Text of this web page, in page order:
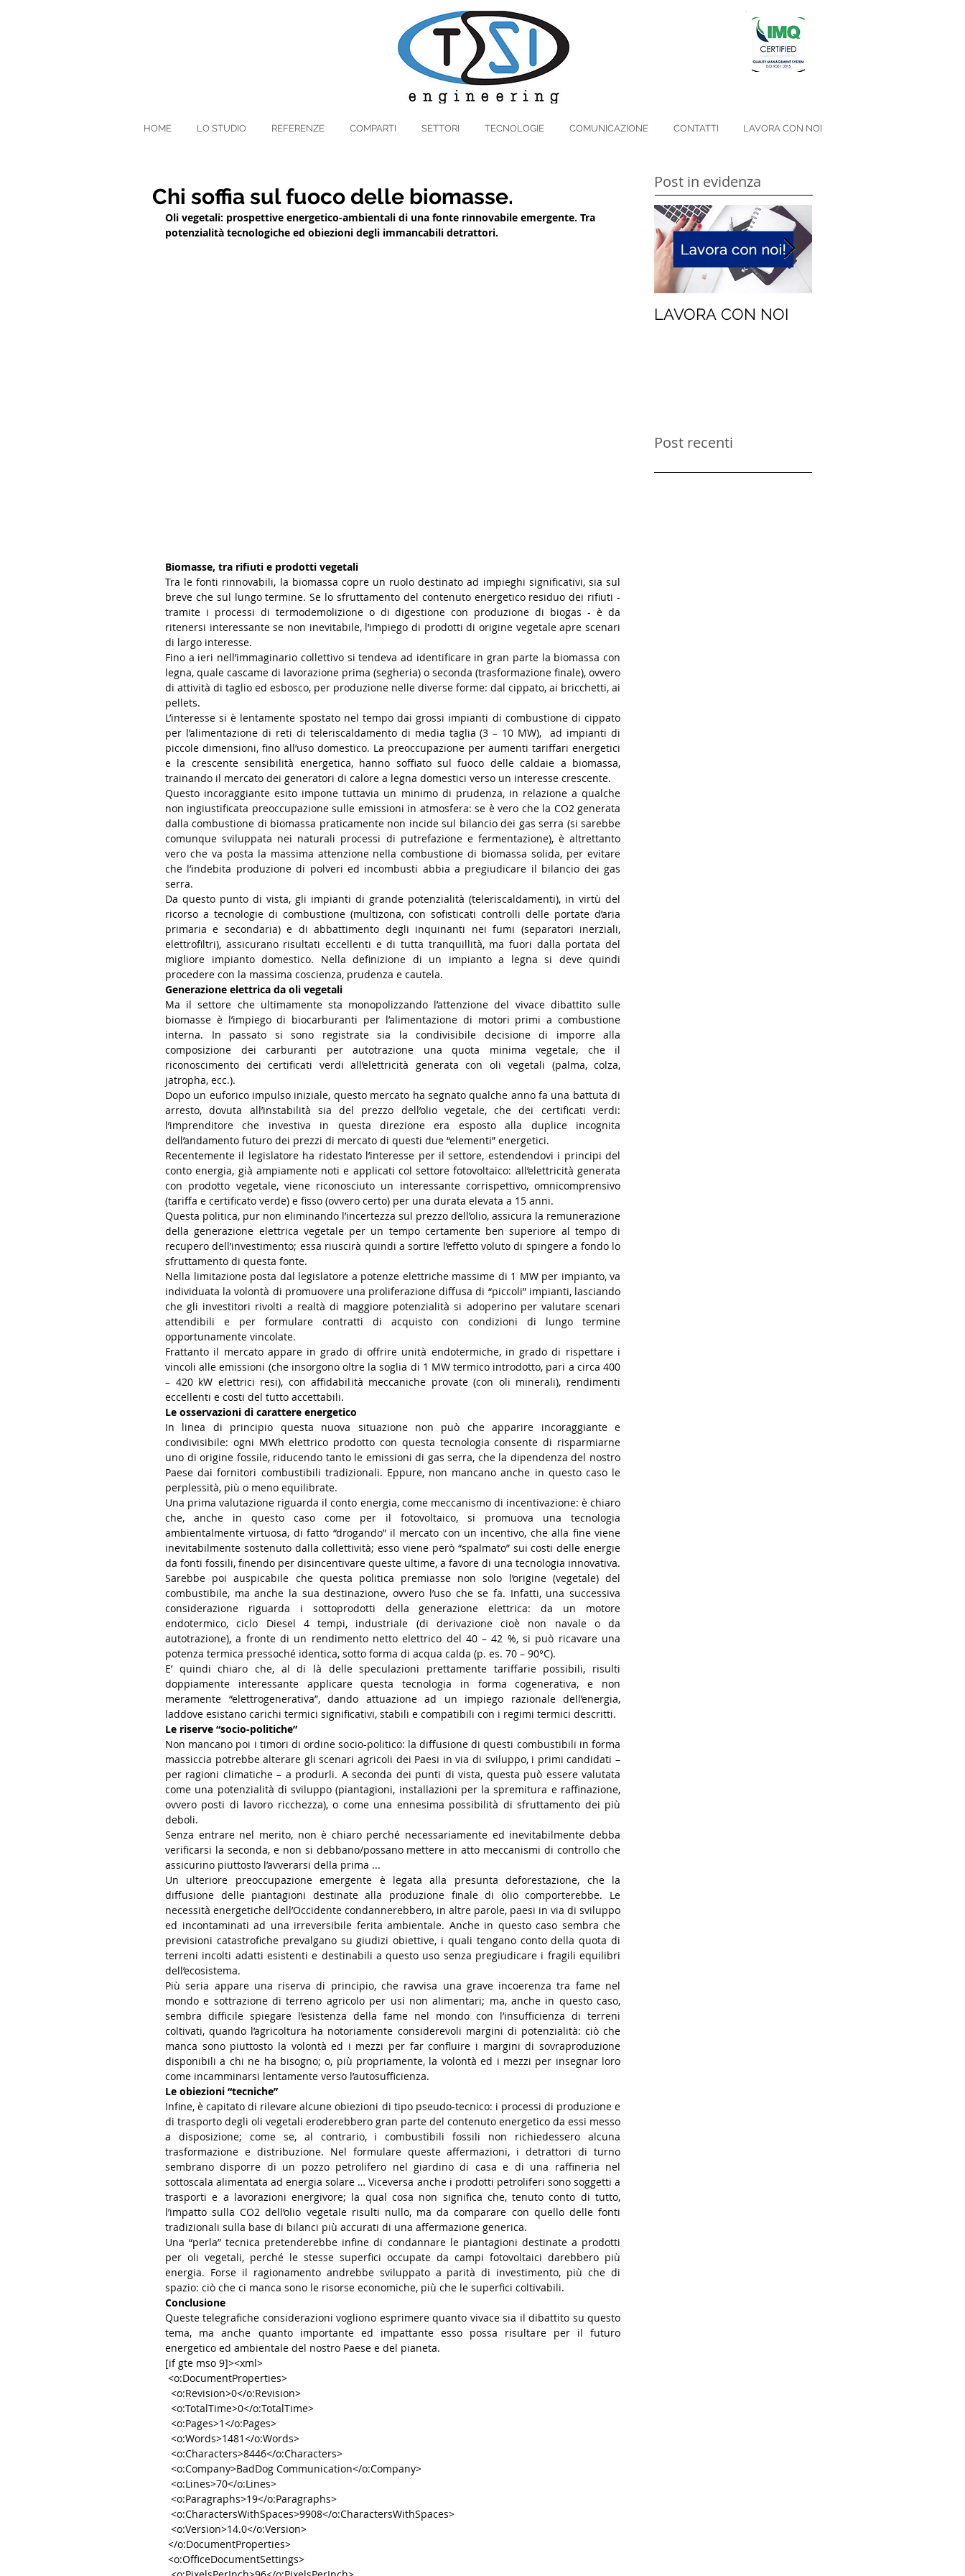
HOME LO STUDIO REFERENZE COMPARTI SETTORI TECNOLOGIE COMUNICAZIONE CONTATTI LAVORA CON NOI
Chi soffia sul fuoco delle biomasse.
Oli vegetali: prospettive energetico-ambientali di una fonte rinnovabile emergente. Tra
potenzialità tecnologiche ed obiezioni degli immancabili detrattori.
Biomasse, tra rifiuti e prodotti vegetali
Tra le fonti rinnovabili, la biomassa copre un ruolo destinato ad impieghi significativi, sia sul
breve che sul lungo termine. Se lo sfruttamento del contenuto energetico residuo dei rifiuti -
tramite i processi di termodemolizione o di digestione con produzione di biogas - è da
ritenersi interessante se non inevitabile, l’impiego di prodotti di origine vegetale apre scenari
di largo interesse.
Fino a ieri nell’immaginario collettivo si tendeva ad identificare in gran parte la biomassa con
legna, quale cascame di lavorazione prima (segheria) o seconda (trasformazione finale), ovvero
di attività di taglio ed esbosco, per produzione nelle diverse forme: dal cippato, ai bricchetti, ai
pellets.
L’interesse si è lentamente spostato nel tempo dai grossi impianti di combustione di cippato
per l’alimentazione di reti di teleriscaldamento di media taglia (3 – 10 MW),  ad impianti di
piccole dimensioni, fino all’uso domestico. La preoccupazione per aumenti tariffari energetici
e la crescente sensibilità energetica, hanno soffiato sul fuoco delle caldaie a biomassa,
trainando il mercato dei generatori di calore a legna domestici verso un interesse crescente.
Questo incoraggiante esito impone tuttavia un minimo di prudenza, in relazione a qualche
non ingiustificata preoccupazione sulle emissioni in atmosfera: se è vero che la CO2 generata
dalla combustione di biomassa praticamente non incide sul bilancio dei gas serra (si sarebbe
comunque sviluppata nei naturali processi di putrefazione e fermentazione), è altrettanto
vero che va posta la massima attenzione nella combustione di biomassa solida, per evitare
che l’indebita produzione di polveri ed incombusti abbia a pregiudicare il bilancio dei gas
serra.
Da questo punto di vista, gli impianti di grande potenzialità (teleriscaldamenti), in virtù del
ricorso a tecnologie di combustione (multizona, con sofisticati controlli delle portate d’aria
primaria e secondaria) e di abbattimento degli inquinanti nei fumi (separatori inerziali,
elettrofiltri), assicurano risultati eccellenti e di tutta tranquillità, ma fuori dalla portata del
migliore impianto domestico. Nella definizione di un impianto a legna si deve quindi
procedere con la massima coscienza, prudenza e cautela.
Generazione elettrica da oli vegetali
Ma il settore che ultimamente sta monopolizzando l’attenzione del vivace dibattito sulle
biomasse è l’impiego di biocarburanti per l’alimentazione di motori primi a combustione
interna. In passato si sono registrate sia la condivisibile decisione di imporre alla
composizione dei carburanti per autotrazione una quota minima vegetale, che il
riconoscimento dei certificati verdi all’elettricità generata con oli vegetali (palma, colza,
jatropha, ecc.).
Dopo un euforico impulso iniziale, questo mercato ha segnato qualche anno fa una battuta di
arresto, dovuta all’instabilità sia del prezzo dell’olio vegetale, che dei certificati verdi:
l’imprenditore che investiva in questa direzione era esposto alla duplice incognita
dell’andamento futuro dei prezzi di mercato di questi due “elementi” energetici.
Recentemente il legislatore ha ridestato l’interesse per il settore, estendendovi i principi del
conto energia, già ampiamente noti e applicati col settore fotovoltaico: all’elettricità generata
con prodotto vegetale, viene riconosciuto un interessante corrispettivo, omnicomprensivo
(tariffa e certificato verde) e fisso (ovvero certo) per una durata elevata a 15 anni.
Questa politica, pur non eliminando l’incertezza sul prezzo dell’olio, assicura la remunerazione
della generazione elettrica vegetale per un tempo certamente ben superiore al tempo di
recupero dell’investimento; essa riuscirà quindi a sortire l’effetto voluto di spingere a fondo lo
sfruttamento di questa fonte.
Nella limitazione posta dal legislatore a potenze elettriche massime di 1 MW per impianto, va
individuata la volontà di promuovere una proliferazione diffusa di “piccoli” impianti, lasciando
che gli investitori rivolti a realtà di maggiore potenzialità si adoperino per valutare scenari
attendibili e per formulare contratti di acquisto con condizioni di lungo termine
opportunamente vincolate.
Frattanto il mercato appare in grado di offrire unità endotermiche, in grado di rispettare i
vincoli alle emissioni (che insorgono oltre la soglia di 1 MW termico introdotto, pari a circa 400
– 420 kW elettrici resi), con affidabilità meccaniche provate (con oli minerali), rendimenti
eccellenti e costi del tutto accettabili.
Le osservazioni di carattere energetico
In linea di principio questa nuova situazione non può che apparire incoraggiante e
condivisibile: ogni MWh elettrico prodotto con questa tecnologia consente di risparmiarne
uno di origine fossile, riducendo tanto le emissioni di gas serra, che la dipendenza del nostro
Paese dai fornitori combustibili tradizionali. Eppure, non mancano anche in questo caso le
perplessità, più o meno equilibrate.
Una prima valutazione riguarda il conto energia, come meccanismo di incentivazione: è chiaro
che, anche in questo caso come per il fotovoltaico, si promuova una tecnologia
ambientalmente virtuosa, di fatto “drogando” il mercato con un incentivo, che alla fine viene
inevitabilmente sostenuto dalla collettività; esso viene però “spalmato” sui costi delle energie
Sarebbe poi auspicabile che questa politica premiasse non solo l’origine (vegetale) del
combustibile, ma anche la sua destinazione, ovvero l’uso che se fa. Infatti, una successiva
considerazione riguarda i sottoprodotti della generazione elettrica: da un motore
endotermico, ciclo Diesel 4 tempi, industriale (di derivazione cioè non navale o da
autotrazione), a fronte di un rendimento netto elettrico del 40 – 42 %, si può ricavare una
potenza termica pressoché identica, sotto forma di acqua calda (p. es. 70 – 90°C).
E’ quindi chiaro che, al di là delle speculazioni prettamente tariffarie possibili, risulti
doppiamente interessante applicare questa tecnologia in forma cogenerativa, e non
meramente “elettrogenerativa”, dando attuazione ad un impiego razionale dell’energia,
laddove esistano carichi termici significativi, stabili e compatibili con i regimi termici descritti.
Le riserve “socio-politiche”
Non mancano poi i timori di ordine socio-politico: la diffusione di questi combustibili in forma
massiccia potrebbe alterare gli scenari agricoli dei Paesi in via di sviluppo, i primi candidati –
per ragioni climatiche – a produrli. A seconda dei punti di vista, questa può essere valutata
come una potenzialità di sviluppo (piantagioni, installazioni per la spremitura e raffinazione,
ovvero posti di lavoro ricchezza), o come una ennesima possibilità di sfruttamento dei più
deboli.
Senza entrare nel merito, non è chiaro perché necessariamente ed inevitabilmente debba
verificarsi la seconda, e non si debbano/possano mettere in atto meccanismi di controllo che
assicurino piuttosto l’avverarsi della prima ...
Un ulteriore preoccupazione emergente è legata alla presunta deforestazione, che la
diffusione delle piantagioni destinate alla produzione finale di olio comporterebbe. Le
necessità energetiche dell’Occidente condannerebbero, in altre parole, paesi in via di sviluppo
ed incontaminati ad una irreversibile ferita ambientale. Anche in questo caso sembra che
previsioni catastrofiche prevalgano su giudizi obiettive, i quali tengano conto della quota di
terreni incolti adatti esistenti e destinabili a questo uso senza pregiudicare i fragili equilibri
dell’ecosistema.
Più seria appare una riserva di principio, che ravvisa una grave incoerenza tra fame nel
mondo e sottrazione di terreno agricolo per usi non alimentari; ma, anche in questo caso,
sembra difficile spiegare l’esistenza della fame nel mondo con l’insufficienza di terreni
coltivati, quando l’agricoltura ha notoriamente considerevoli margini di potenzialità: ciò che
manca sono piuttosto la volontà ed i mezzi per far confluire i margini di sovraproduzione
disponibili a chi ne ha bisogno; o, più propriamente, la volontà ed i mezzi per insegnar loro
come incamminarsi lentamente verso l’autosufficienza.
Le obiezioni “tecniche”
Infine, è capitato di rilevare alcune obiezioni di tipo pseudo-tecnico: i processi di produzione e
di trasporto degli oli vegetali eroderebbero gran parte del contenuto energetico da essi messo
a disposizione; come se, al contrario, i combustibili fossili non richiedessero alcuna
trasformazione e distribuzione. Nel formulare queste affermazioni, i detrattori di turno
sembrano disporre di un pozzo petrolifero nel giardino di casa e di una raffineria nel
sottoscala alimentata ad energia solare … Viceversa anche i prodotti petroliferi sono soggetti a
trasporti e a lavorazioni energivore; la qual cosa non significa che, tenuto conto di tutto,
l’impatto sulla CO2 dell’olio vegetale risulti nullo, ma da comparare con quello delle fonti
tradizionali sulla base di bilanci più accurati di una affermazione generica.
Una “perla” tecnica pretenderebbe infine di condannare le piantagioni destinate a prodotti
per oli vegetali, perché le stesse superfici occupate da campi fotovoltaici darebbero più
energia. Forse il ragionamento andrebbe sviluppato a parità di investimento, più che di
spazio: ciò che ci manca sono le risorse economiche, più che le superfici coltivabili.
Conclusione
Queste telegrafiche considerazioni vogliono esprimere quanto vivace sia il dibattito su questo
tema, ma anche quanto importante ed impattante esso possa risultare per il futuro
energetico ed ambientale del nostro Paese e del pianeta.
[if gte mso 9]><xml>
<o:DocumentProperties>
  <o:Revision>0</o:Revision>
  <o:TotalTime>0</o:TotalTime>
  <o:Pages>1</o:Pages>
  <o:Words>1481</o:Words>
  <o:Characters>8446</o:Characters>
  <o:Company>BadDog Communication</o:Company>
  <o:Lines>70</o:Lines>
  <o:Paragraphs>19</o:Paragraphs>
  <o:CharactersWithSpaces>9908</o:CharactersWithSpaces>
  <o:Version>14.0</o:Version>
</o:DocumentProperties>
<o:OfficeDocumentSettings>
Post in evidenza
LAVORA CON NOI
Post recenti